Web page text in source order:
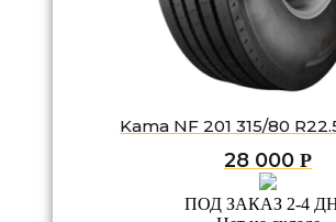
Kama NF 201 315/80
28 000 Р
ПОД ЗАКАЗ 2-4